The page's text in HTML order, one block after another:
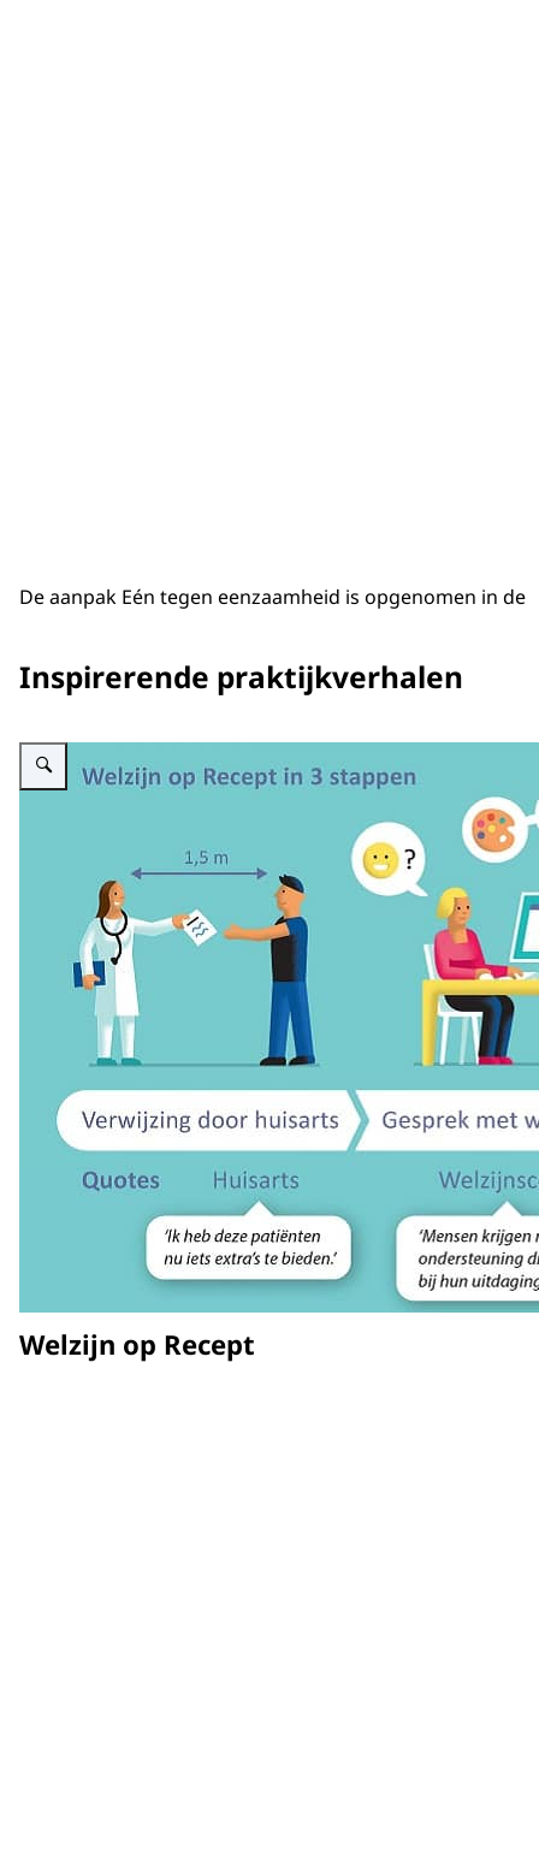
Etalage van maatschappelijke initiatieven
De aanpak Eén tegen eenzaamheid is opgenomen in de
Inspirerende praktijkverhalen
Vergroot afbeelding afbeelding Welzijn op Recept in 3 stappen
Welzijn op Recept